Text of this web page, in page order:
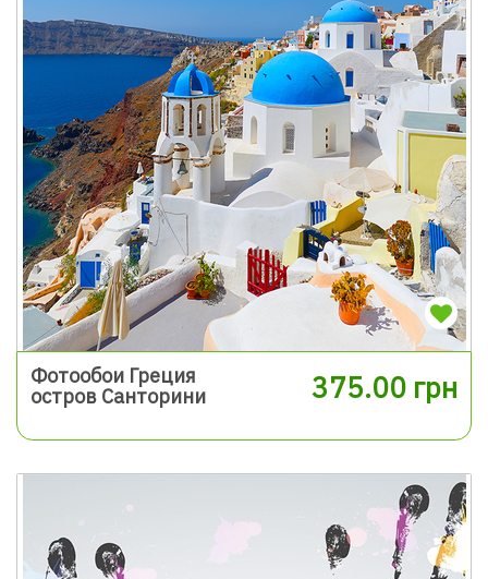
Фотообои Греция
остров Санторини
375.00 грн